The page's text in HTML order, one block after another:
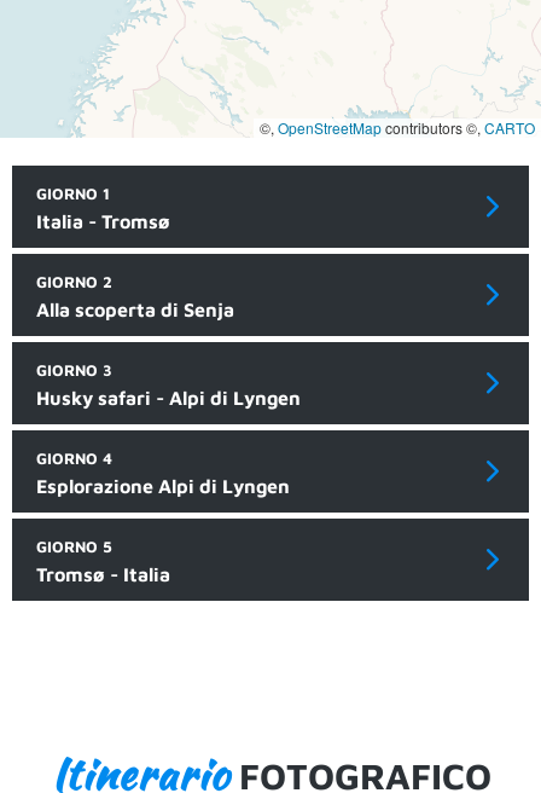
©, OpenStreetMapcontributors ©, CARTO
GIORNO 1
Italia - Tromsø
GIORNO 2
Alla scoperta di Senja
GIORNO 3
Husky safari - Alpi di Lyngen
GIORNO 4
Esplorazione Alpi di Lyngen
GIORNO 5
Tromsø - Italia
ItinerarioFOTOGRAFICO